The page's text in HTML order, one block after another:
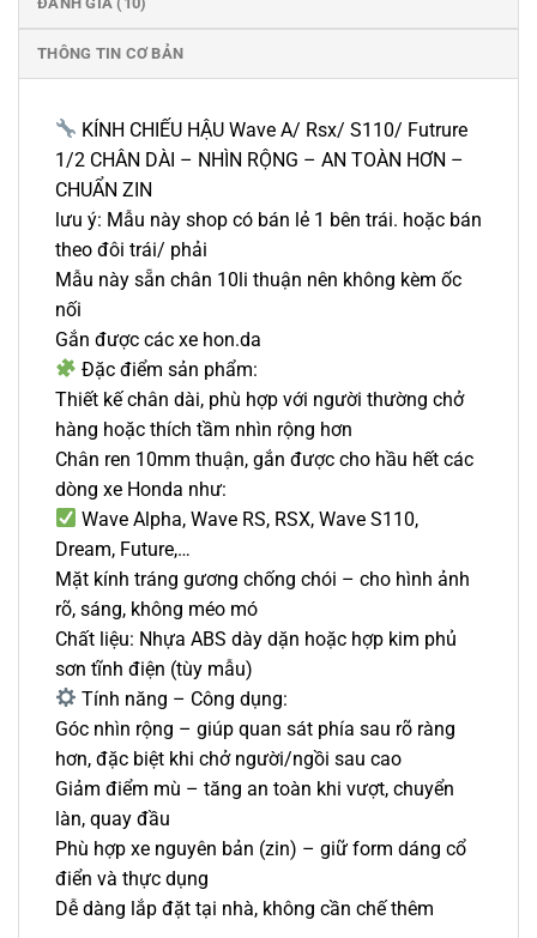
THÔNG TIN CƠ BẢN
KÍNH CHIẾU HẬU Wave A/ Rsx/ S110/ Futrure
1/2 CHÂN DÀI – NHÌN RỘNG – AN TOÀN HƠN –
CHUẨN ZIN
lưu ý: Mẫu này shop có bán lẻ 1 bên trái. hoặc bán
theo đôi trái/ phải
Mẫu này sẵn chân 10li thuận nên không kèm ốc
nối
Gắn được các xe hon.da
Đặc điểm sản phẩm:
Thiết kế chân dài, phù hợp với người thường chở
hàng hoặc thích tầm nhìn rộng hơn
Chân ren 10mm thuận, gắn được cho hầu hết các
dòng xe Honda như:
Wave Alpha, Wave RS, RSX, Wave S110,
Dream, Future,…
Mặt kính tráng gương chống chói – cho hình ảnh
rõ, sáng, không méo mó
Chất liệu: Nhựa ABS dày dặn hoặc hợp kim phủ
sơn tĩnh điện (tùy mẫu)
Tính năng – Công dụng:
Góc nhìn rộng – giúp quan sát phía sau rõ ràng
hơn, đặc biệt khi chở người/ngồi sau cao
Giảm điểm mù – tăng an toàn khi vượt, chuyển
làn, quay đầu
Phù hợp xe nguyên bản (zin) – giữ form dáng cổ
điển và thực dụng
Dễ dàng lắp đặt tại nhà, không cần chế thêm